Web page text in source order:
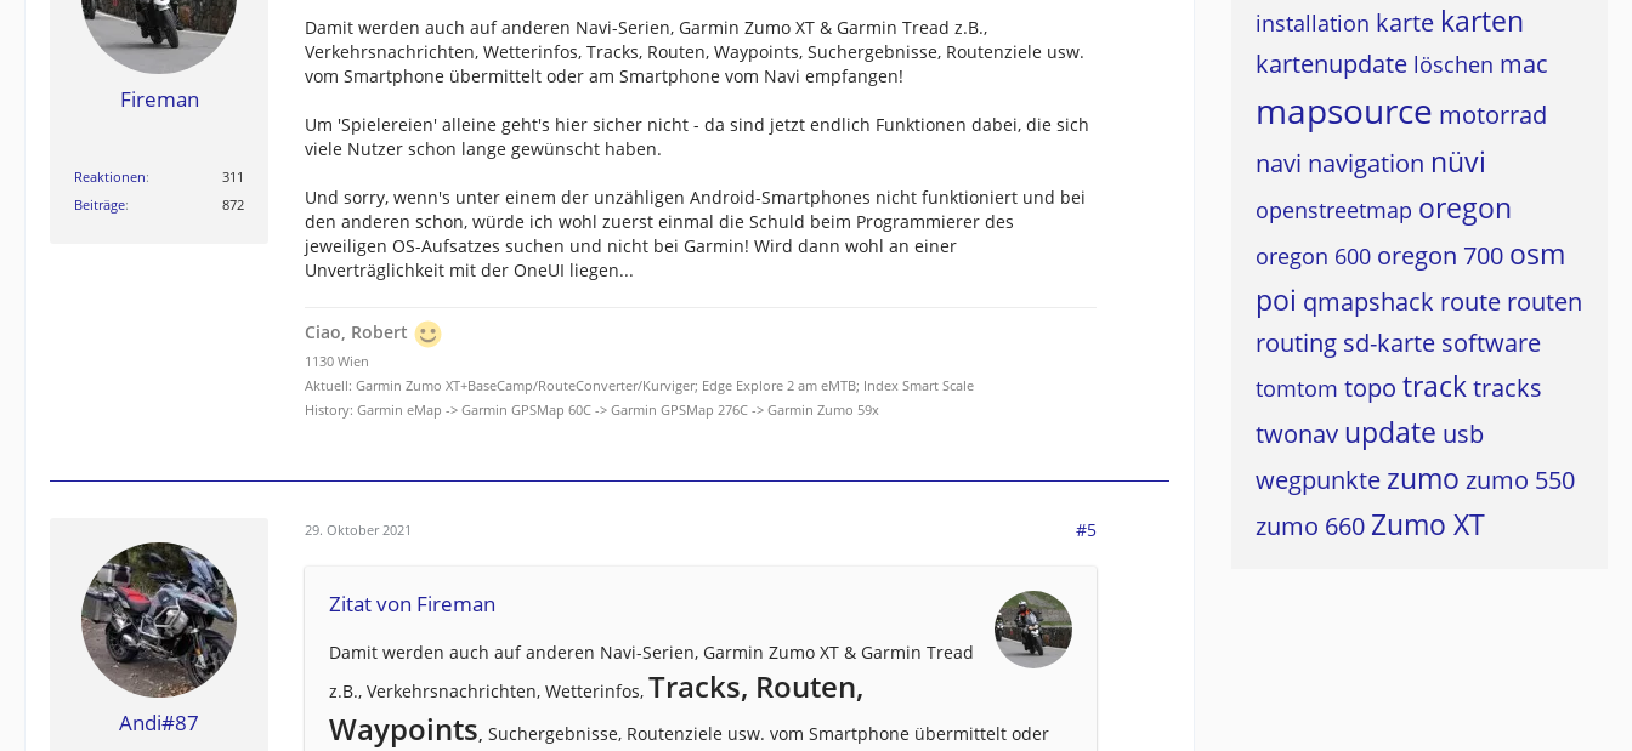
Fireman
Reaktionen
311
Beiträge
872
Damit werden auch auf anderen Navi-Serien, Garmin Zumo XT & Garmin Tread z.B.,
Verkehrsnachrichten, Wetterinfos, Tracks, Routen, Waypoints, Suchergebnisse, Routenziele usw.
vom Smartphone übermittelt oder am Smartphone vom Navi empfangen!
Um 'Spielereien' alleine geht's hier sicher nicht - da sind jetzt endlich Funktionen dabei, die sich
viele Nutzer schon lange gewünscht haben.
Und sorry, wenn's unter einem der unzähligen Android-Smartphones nicht funktioniert und bei
den anderen schon, würde ich wohl zuerst einmal die Schuld beim Programmierer des
jeweiligen OS-Aufsatzes suchen und nicht bei Garmin! Wird dann wohl an einer
Unverträglichkeit mit der OneUI liegen...
Ciao, Robert
1130 Wien
Aktuell: Garmin Zumo XT+BaseCamp/RouteConverter/Kurviger; Edge Explore 2 am eMTB; Index Smart Scale
History: Garmin eMap -> Garmin GPSMap 60C -> Garmin GPSMap 276C -> Garmin Zumo 59x
Andi#87
29. Oktober 2021 #5
Zitat von Fireman
Damit werden auch auf anderen Navi-Serien, Garmin Zumo XT & Garmin Tread
z.B., Verkehrsnachrichten, Wetterinfos, Tracks, Routen,
Waypoints Suchergebnisse, Routenziele usw. vom Smartphone übermittelt oder
installation karte karten
kartenupdate löschen mac
mapsource motorrad
navi navigation nüvi
openstreetmap oregon
oregon 600 oregon 700 osm
poi qmapshack route routen
routing sd-karte software
tomtom topo tracktracks
twonav update usb
wegpunkte zumo zumo 550
zumo 660 Zumo XT